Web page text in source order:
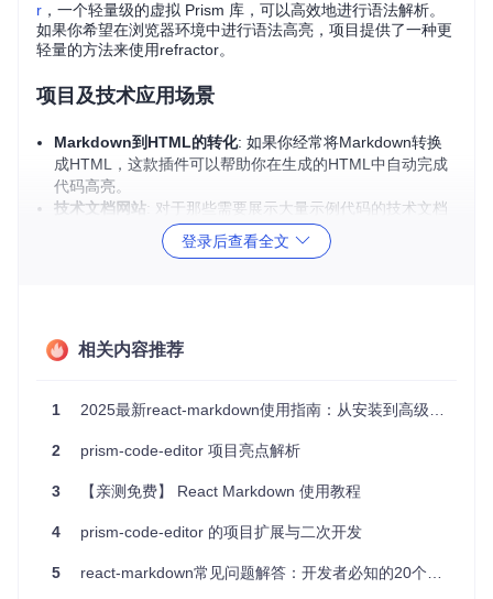
r ，一个轻量级的虚拟 Prism 库，可以高效地进行语法解析。
如果你希望在浏览器环境中进行语法高亮，项目提供了一种更
轻量的方法来使用refractor。
项目及技术应用场景
Markdown到HTML的转化: 如果你经常将Markdown转换
成HTML，这款插件可以帮助你在生成的HTML中自动完成
代码高亮。
技术文档网站: 对于那些需要展示大量示例代码的技术文档
@mapbox/rehype-prism能显著提升代码可读性。
在线编辑器或博客平台: 在线编辑器或博客平台可以集成这
易用性强
兼容性好: 支持所有Prism支持的语言，并且可以通过设置选
灵活性高: 提供配置项alias，允许自定义语言别名。
良好的处理速度。
通过以上介绍，你应该已经对@mapbox/rehype-prism
技术社区的创业者，这款工具都能帮助你提高内容质量，让代
登录后查看全文
相关内容推荐
1 2025最新react-markdown使用指南：从安装到高级配置全流程
2 prism-code-editor 项目亮点解析
3 【亲测免费】 React Markdown 使用教程
4 prism-code-editor 的项目扩展与二次开发
5 react-markdown常见问题解答：开发者必知的20个技巧